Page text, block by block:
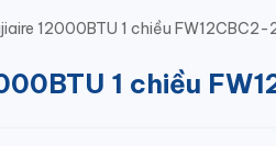
12000BTU 1 chiều FW12CBC2-
1 chiều